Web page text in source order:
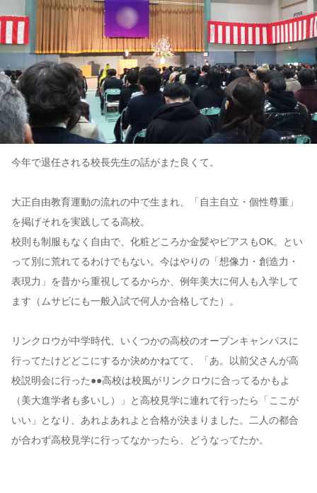
今年で退任される校長先生の話がまた良くて。
大正自由教育運動の流れの中で生まれ、「自主自立・個性尊重」
を掲げそれを実践してる高校。
校則も制服もなく自由で、化粧どころか金髪やピアスもOK。とい
って別に荒れてるわけでもない。今はやりの「想像力・創造力・
表現力」を昔から重視してるからか、例年美大に何人も入学して
ます（ムサビにも一般入試で何人か合格してた）。
リンクロウが中学時代、いくつかの高校のオープンキャンパスに
行ってたけどどこにするか決めかねてて、「あ。以前父さんが高
校説明会に行った●●高校は校風がリンクロウに合ってるかもよ
（美大進学者も多いし）」と高校見学に連れて行ったら「ここが
いい」となり、あれよあれよと合格が決まりました。二人の都合
が合わず高校見学に行ってなかったら、どうなってたか。